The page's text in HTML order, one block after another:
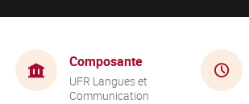
Composante
UFR Langues et
Communication